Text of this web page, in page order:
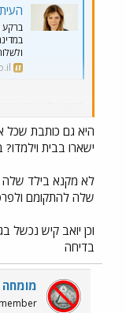
ברקע
"בזמן שלא נכח
שהפחידו אתכם
מתקשרים עם בני
והקשר ליהודים,
המיתולוגיה
היא גם כותבת שכל
ישארו בבית
לא מקנא בילד שלה
שלה להתקומם
וכן יואב קיש נכשל
בדיחה
מומחה